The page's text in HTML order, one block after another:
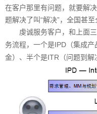
在客户那里有问题，就要解
题解决了叫“解决”，全国甚至
虔诚服务客户，和上面
务流程，一个是IPD（集成
金）、半个是ITR（问题到解